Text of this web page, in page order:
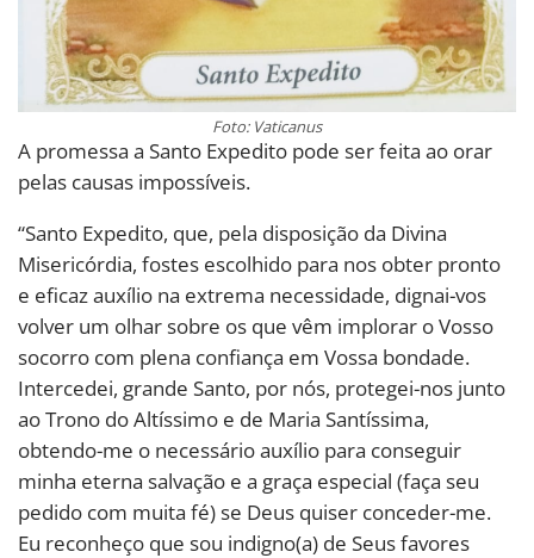
Foto: Vaticanus
A promessa a Santo Expedito pode ser feita ao orar
pelas causas impossíveis.
“Santo Expedito, que, pela disposição da Divina
Misericórdia, fostes escolhido para nos obter pronto
e eficaz auxílio na extrema necessidade, dignai-vos
volver um olhar sobre os que vêm implorar o Vosso
socorro com plena confiança em Vossa bondade.
Intercedei, grande Santo, por nós, protegei-nos junto
ao Trono do Altíssimo e de Maria Santíssima,
obtendo-me o necessário auxílio para conseguir
minha eterna salvação e a graça especial (faça seu
pedido com muita fé) se Deus quiser conceder-me.
Eu reconheço que sou indigno(a) de Seus favores